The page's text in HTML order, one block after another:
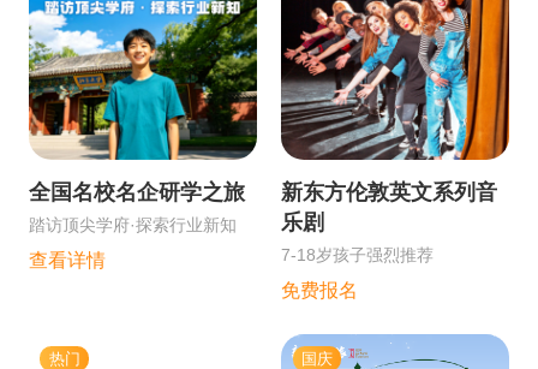
全国名校名企研学之旅
踏访顶尖学府·探索行业新知
查看详情
新东方伦敦英文系列音
乐剧
7-18岁孩子强烈推荐
免费报名
热门 国庆